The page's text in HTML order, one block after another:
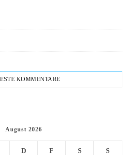
KOMMENTARE
August 2026
D F S S